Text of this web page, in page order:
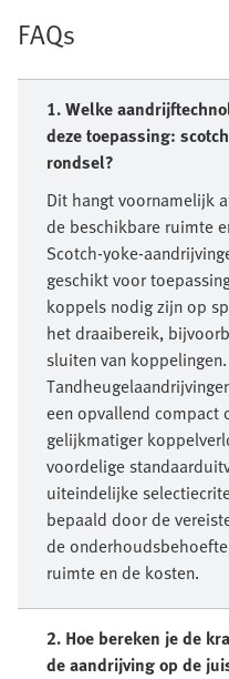
FAQs
1. Welke
deze toepassing:
rondsel?
Dit hangt voornamelijk
de beschikbare ruimte
Scotch-yoke-
geschikt voor
koppels nodig zijn op
het draaibereik,
sluiten van koppelingen.
een opvallend compact
gelijkmatiger
voordelige
uiteindelijke
bepaald door de
de
ruimte en de kosten.
2. Hoe bereken je de
de aandrijving op de